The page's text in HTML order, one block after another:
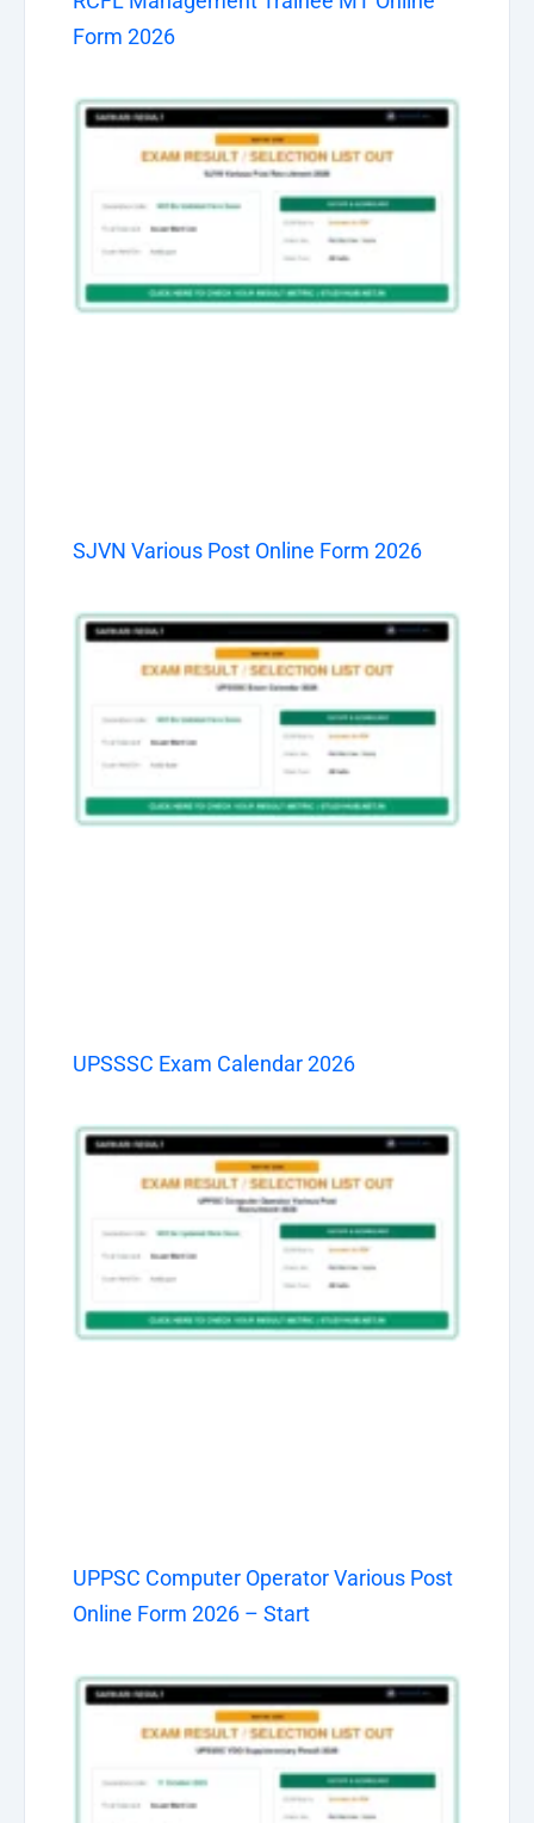
Form 2026
SJVN Various Post Online Form 2026
UPSSSC Exam Calendar 2026
UPPSC Computer Operator Various Post
Online Form 2026 – Start